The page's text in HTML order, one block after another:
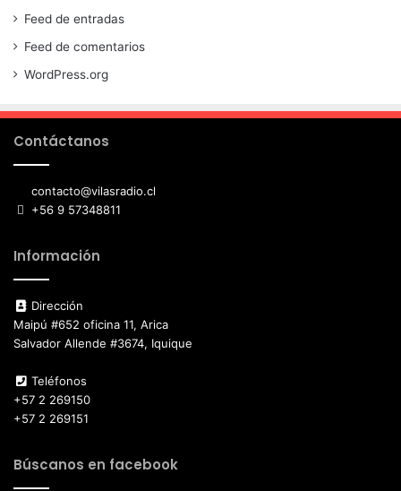
Feed de entradas
Feed de comentarios
WordPress.org
Contáctanos
contacto@vilasradio.cl
+56 9 57348811
Información
Dirección
Maipú #652 oficina 11, Arica
Salvador Allende #3674, Iquique
Teléfonos
+57 2 269150
+57 2 269151
Búscanos en facebook